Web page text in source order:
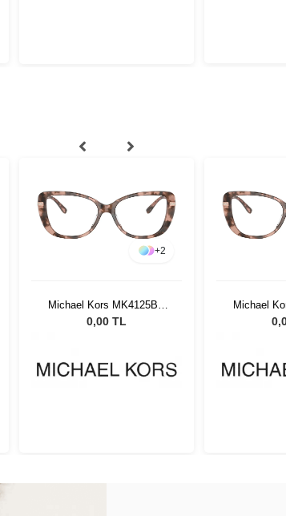
+2
Michael Kors MK4125BU
3009 54
0,00 TL
Michael